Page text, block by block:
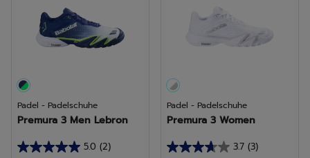
Padel - Padelschuhe
Premura 3 Men Lebron
5.0 (2)
5.0
Padel - Padelschuhe
Premura 3 Women
3.7 (3)
3.7